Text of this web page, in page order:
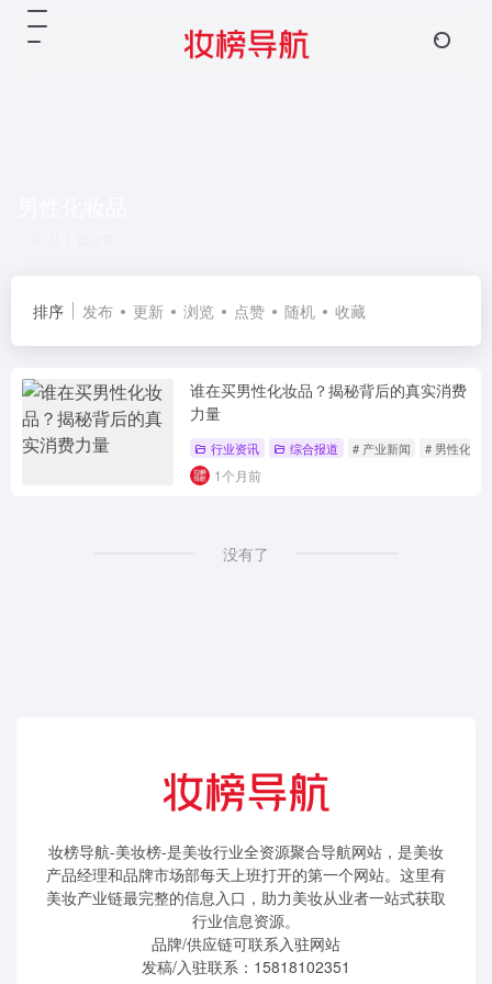
排序 发布 更新 浏览 点赞 随机 收藏
谁在买男性化妆品？揭秘背后的真实消费
力量
行业资讯 综合报道 # 产业新闻 # 男性化妆
1个月前
没有了
妆榜导航-美妆榜-是美妆行业全资源聚合导航网站，是美妆
产品经理和品牌市场部每天上班打开的第一个网站。这里有
美妆产业链最完整的信息入口，助力美妆从业者一站式获取
行业信息资源。
品牌/供应链可联系入驻网站
发稿/入驻联系：15818102351